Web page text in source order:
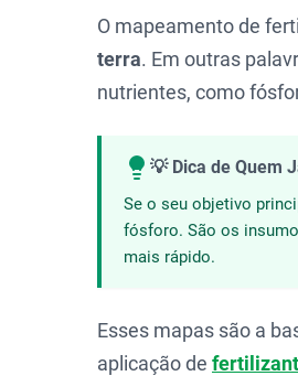
O mapeamento de
terra. Em outras
nutrientes, como
💡 Dica de Quem
Se o seu objetivo
fósforo. São os
mais rápido.
Esses mapas são a
aplicação de